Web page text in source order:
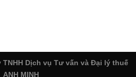
TNHH Dịch vụ Tư vấn và Đại lý thuế
ANH MINH